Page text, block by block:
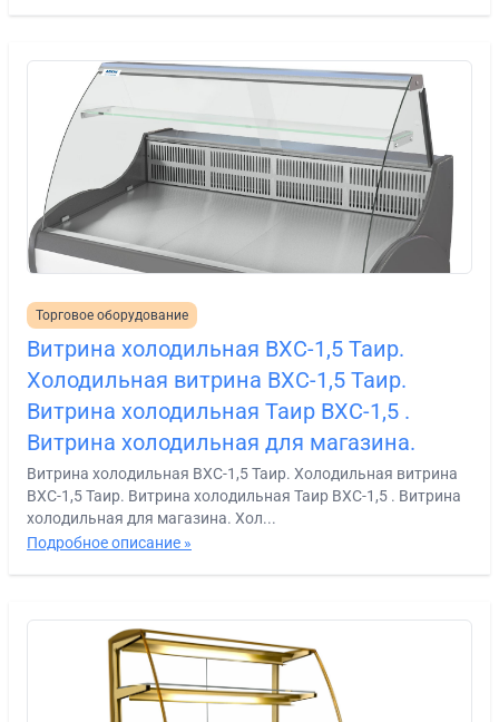
Торговое оборудование
Витрина холодильная ВХС-1,5 Таир.
Холодильная витрина ВХС-1,5 Таир.
Витрина холодильная Таир ВХС-1,5 .
Витрина холодильная для магазина.
Витрина холодильная ВХС-1,5 Таир. Холодильная витрина
ВХС-1,5 Таир. Витрина холодильная Таир ВХС-1,5 . Витрина
холодильная для магазина. Хол...
Подробное описание »